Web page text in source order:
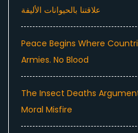
علاقتنا بالحيوانات الأليفة
Peace Begins Where
Armies. No Blood
The Insect Deaths
Moral Misfire